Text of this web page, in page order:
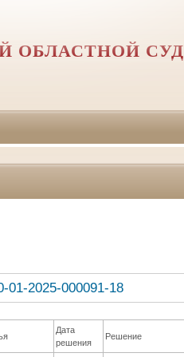
ОБЛАСТНОЙ СУД
01-2025-000091-18
Дата
решения
Решение